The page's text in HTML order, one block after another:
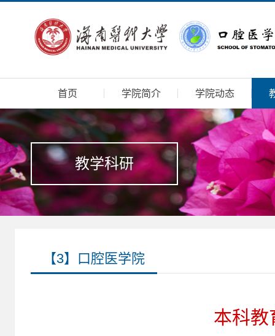
首页 学院简介 学院动态
教学科研
【3】口腔医学院
本科教